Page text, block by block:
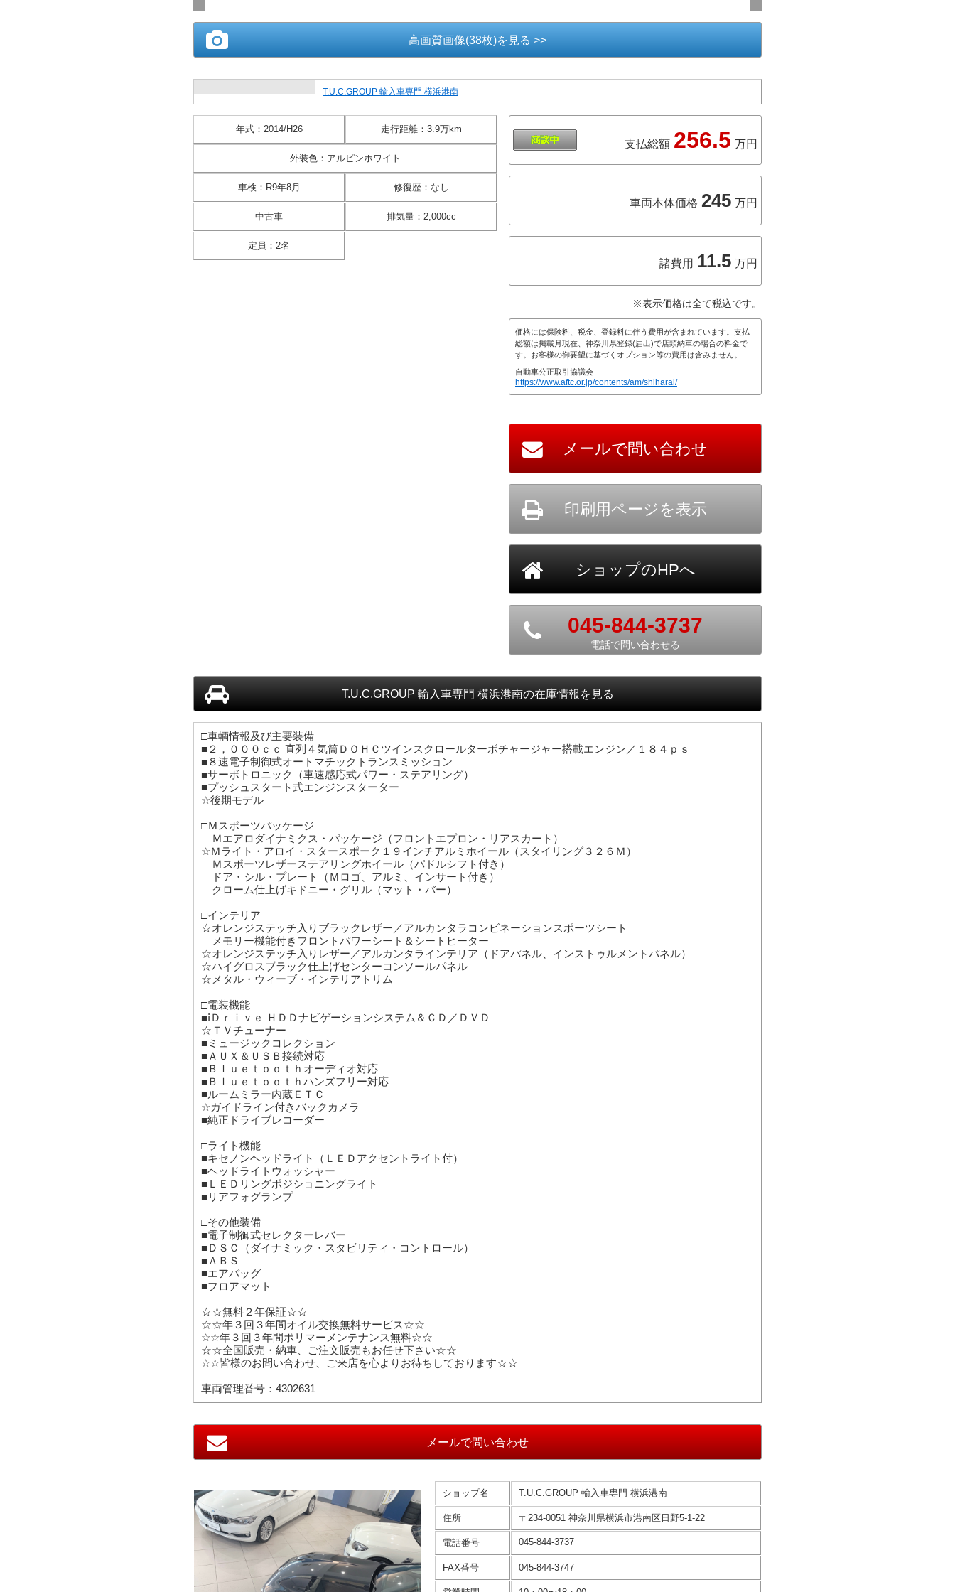
高画質画像(38枚)を見る >>
T.U.C.GROUP 輸入車専門 横浜港南
年式： 2014/H26 走行距離： 3.9万km
外装色： アルピンホワイト
車検 ： R9年8月 修復歴： なし
中古車 排気量： 2,000cc
定員 ： 2名
支払総額 256.5 万円
車両本体価格 245 万円
諸費用 11.5 万円
※表示価格は全て税込です。
価格には保険料、税金、登録料に伴う費用が含まれています。支払
総額は掲載月現在、神奈川県登録(届出)で店頭納車の場合の料金で
す。お客様の御要望に基づくオプション等の費用は含みません。
自動車公正取引協議会
https://www.aftc.or.jp/contents/am/shiharai/
045-844-3737
電話で問い合わせる
T.U.C.GROUP 輸入車専門 横浜港南の在庫情報を見る
□車輌情報及び主要装備
■２，０００ｃｃ 直列４気筒ＤＯＨＣツインスクロールターボチャージャー搭載エンジン／１８４ｐｓ
■８速電子制御式オートマチックトランスミッション
■サーボトロニック（車速感応式パワー・ステアリング）
■プッシュスタート式エンジンスターター
☆後期モデル
□Ｍスポーツパッケージ
Ｍエアロダイナミクス・パッケージ（フロントエプロン・リアスカート）
☆Ｍライト・アロイ・スタースポーク１９インチアルミホイール（スタイリング３２６Ｍ）
Ｍスポーツレザーステアリングホイール（パドルシフト付き）
ドア・シル・プレート（Ｍロゴ、アルミ、インサート付き）
クローム仕上げキドニー・グリル（マット・バー）
□インテリア
☆オレンジステッチ入りブラックレザー／アルカンタラコンビネーションスポーツシート
メモリー機能付きフロントパワーシート＆シートヒーター
☆オレンジステッチ入りレザー／アルカンタラインテリア（ドアパネル、インストゥルメントパネル）
☆ハイグロスブラック仕上げセンターコンソールパネル
☆メタル・ウィーブ・インテリアトリム
□電装機能
■ⅰＤｒｉｖｅ ＨＤＤナビゲーションシステム＆ＣＤ／ＤＶＤ
☆ＴＶチューナー
■ミュージックコレクション
■ＡＵＸ＆ＵＳＢ接続対応
■Ｂｌｕｅｔｏｏｔｈオーディオ対応
■Ｂｌｕｅｔｏｏｔｈハンズフリー対応
■ルームミラー内蔵ＥＴＣ
☆ガイドライン付きバックカメラ
■純正ドライブレコーダー
□ライト機能
■キセノンヘッドライト（ＬＥＤアクセントライト付）
■ヘッドライトウォッシャー
■ＬＥＤリングポジショニングライト
■リアフォグランプ
□その他装備
■電子制御式セレクターレバー
■ＤＳＣ（ダイナミック・スタビリティ・コントロール）
■ＡＢＳ
■エアバッグ
■フロアマット
☆☆無料２年保証☆☆
☆☆年３回３年間オイル交換無料サービス☆☆
☆☆年３回３年間ポリマーメンテナンス無料☆☆
☆☆全国販売・納車、ご注文販売もお任せ下さい☆☆
☆☆皆様のお問い合わせ、ご来店を心よりお待ちしております☆☆
車両管理番号：4302631
ショップ名 T.U.C.GROUP 輸入車専門 横浜港南
住所 〒234-0051 神奈川県横浜市港南区日野5-1-22
電話番号 045-844-3737
FAX番号 045-844-3747